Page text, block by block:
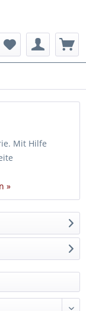
Mit Hilfe
»